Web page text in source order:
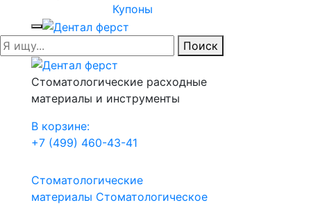
Купоны
Поиск
Стоматологические расходные
материалы и инструменты
В корзине:
+7 (499) 460-43-41
Стоматологические
материалы Стоматологическое